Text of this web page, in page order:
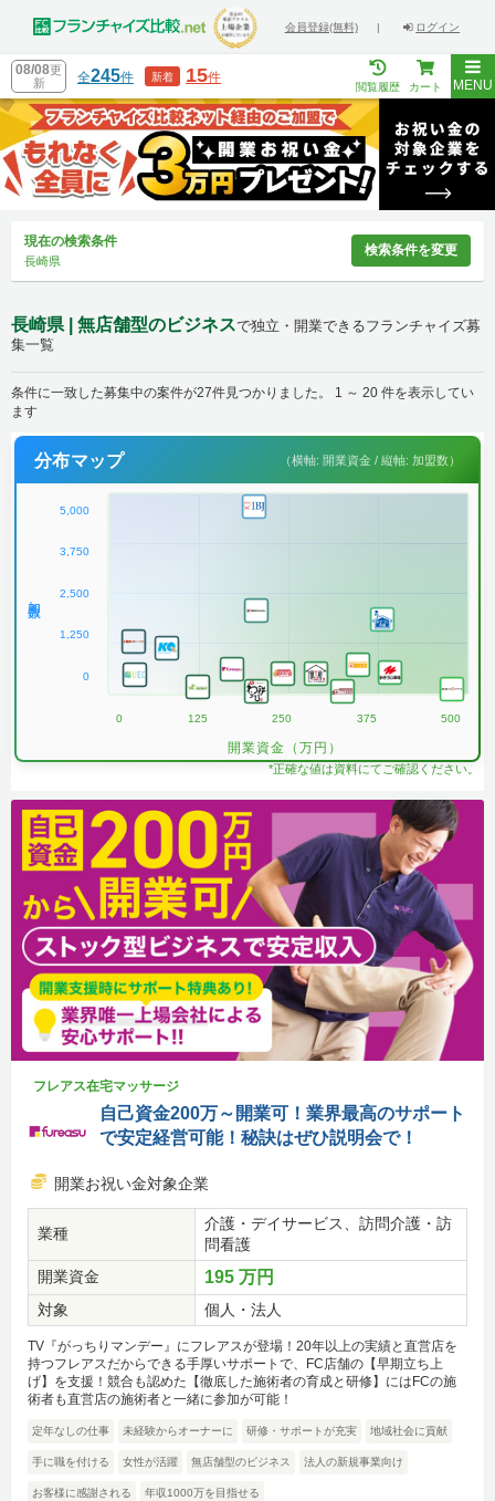
会員登録(無料) | ログイン
08/08更
新
全245件 新着 15件
閲覧履歴 カート MENU
現在の検索条件
長崎県
検索条件を変更
長崎県 | 無店舗型のビジネスで独立・開業できるフランチャイズ募
集一覧
条件に一致した募集中の案件が27件見つかりました。 1 ～ 20 件を表示してい
ます
分布マップ （横軸: 開業資金 / 縦軸: 加盟数）
5,000
3,750
2,500
1,250
0
0 125 250 375 500
開業資金（万円）
*正確な値は資料にてご確認ください。
フレアス在宅マッサージ
自己資金200万～開業可！業界最高のサポート
で安定経営可能！秘訣はぜひ説明会で！
開業お祝い金対象企業
業種
介護・デイサービス、訪問介護・訪
問看護
開業資金
195 万円
対象 個人・法人
TV『がっちりマンデー』にフレアスが登場！20年以上の実績と直営店を
持つフレアスだからできる手厚いサポートで、FC店舗の【早期立ち上
げ】を支援！競合も認めた【徹底した施術者の育成と研修】にはFCの施
術者も直営店の施術者と一緒に参加が可能！
定年なしの仕事 未経験からオーナーに 研修・サポートが充実 地域社会に貢献
手に職を付ける 女性が活躍 無店舗型のビジネス 法人の新規事業向け
お客様に感謝される 年収1000万を目指せる